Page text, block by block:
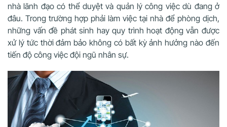
nhà lãnh đạo có thể duyệt và quản lý công việc dù đang ở
đâu. Trong trường hợp phải làm việc tại nhà để phòng dịch,
những vấn đề phát sinh hay quy trình hoạt động vẫn được
xử lý tức thời đảm bảo không có bất kỳ ảnh hưởng nào đến
tiến độ công việc đội ngũ nhân sự.